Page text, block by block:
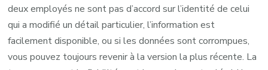
deux employés ne sont pas d’accord sur l’identité de celui
qui a modifié un détail particulier, l’information est
facilement disponible, ou si les données sont corrompues,
vous pouvez toujours revenir à la version la plus récente. La